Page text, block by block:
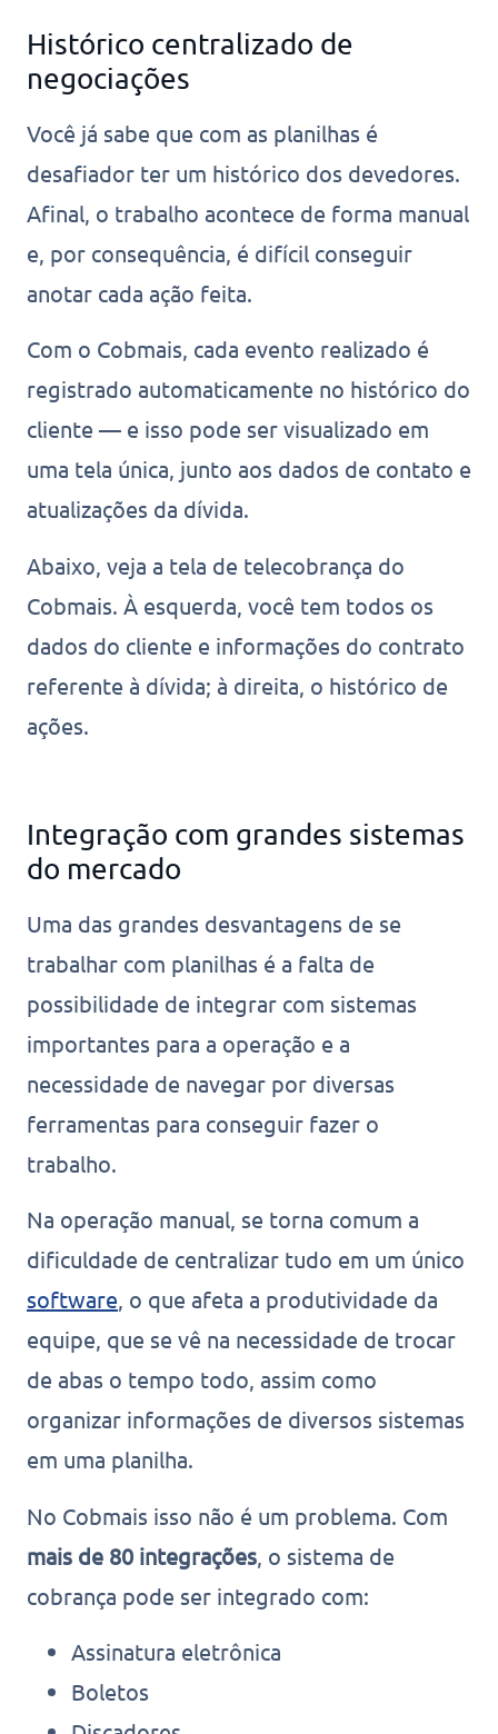
Histórico centralizado de
negociações
Você já sabe que com as planilhas é
desafiador ter um histórico dos devedores.
Afinal, o trabalho acontece de forma manual
e, por consequência, é difícil conseguir
anotar cada ação feita.
Com o Cobmais, cada evento realizado é
registrado automaticamente no histórico do
cliente — e isso pode ser visualizado em
uma tela única, junto aos dados de contato e
atualizações da dívida.
Abaixo, veja a tela de telecobrança do
Cobmais. À esquerda, você tem todos os
dados do cliente e informações do contrato
referente à dívida; à direita, o histórico de
ações.
Integração com grandes sistemas
do mercado
Uma das grandes desvantagens de se
trabalhar com planilhas é a falta de
possibilidade de integrar com sistemas
importantes para a operação e a
necessidade de navegar por diversas
ferramentas para conseguir fazer o
trabalho.
Na operação manual, se torna comum a
dificuldade de centralizar tudo em um único
software, o que afeta a produtividade da
equipe, que se vê na necessidade de trocar
de abas o tempo todo, assim como
organizar informações de diversos sistemas
em uma planilha.
No Cobmais isso não é um problema. Com
mais de 80 integrações , o sistema de
cobrança pode ser integrado com:
Assinatura eletrônica
Boletos